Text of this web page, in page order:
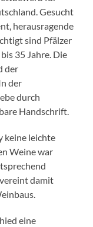
Gesucht
herausragende
sind Pfälzer
35 Jahre. Die
der
der
durch
Handschrift.
keine leichte
Weine war
damit
eine